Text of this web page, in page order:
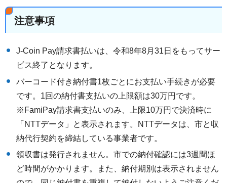
注意事項
J-Coin Pay請求書払いは、令和8年8月31日をもってサー
ビス終了となります。
バーコード付き納付書1枚ごとにお支払い手続きが必要
です。1回の納付書支払いの上限額は30万円です。
※FamiPay請求書支払いのみ、上限10万円で決済時に
「NTTデータ」と表示されます。NTTデータは、市と収
納代行契約を締結している事業者です。
領収書は発行されません。市での納付確認には3週間ほ
ど時間がかかります。また、納付期別は表示されません